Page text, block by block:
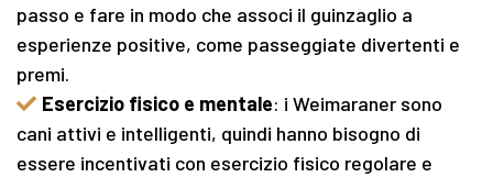
passo e fare in modo che associ il guinzaglio a
esperienze positive, come passeggiate divertenti e
premi.
Esercizio fisico e mentale: i Weimaraner sono
cani attivi e intelligenti, quindi hanno bisogno di
essere incentivati con esercizio fisico regolare e